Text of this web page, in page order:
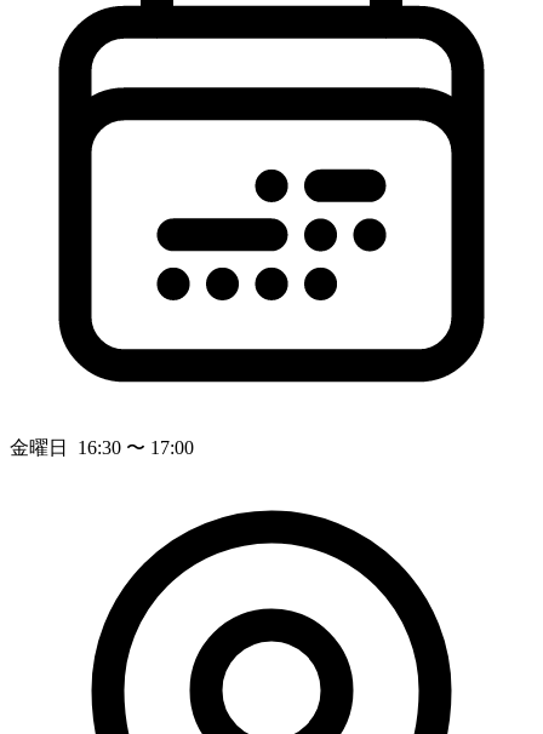
金曜日 16:30 〜 17:00